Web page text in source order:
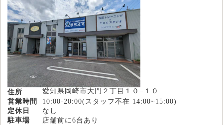
住所
愛知県岡崎市大門２丁目１０−１０
営業時間
10:00-20:00(スタッフ不在 14:00~15:00)
定休日
なし
駐車場
店舗前に6台あり